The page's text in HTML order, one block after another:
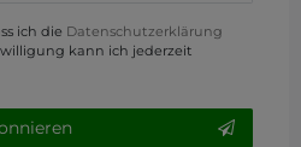
ich die Daten­schutz­erklärung
kann ich jederzeit